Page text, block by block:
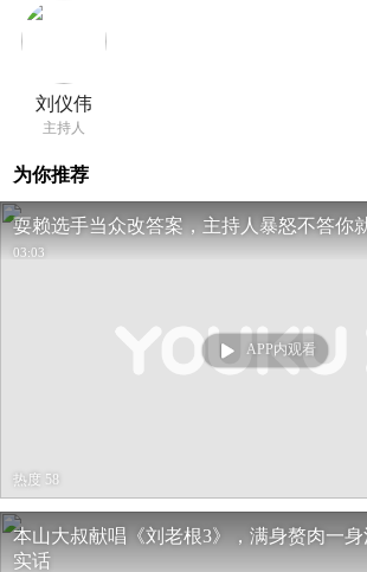
刘仪伟
主持人
为你推荐
耍赖选手当众改答案，主持人暴怒不答你
03:03
APP内观看
热度 58
本山大叔献唱《刘老根3》，满身赘肉一
实话